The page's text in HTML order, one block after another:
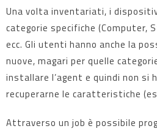
Una volta inventariati, i
categorie specifiche (Computer,
ecc. Gli utenti hanno anche la
nuove, magari per quelle
installare l’agent e quindi non si
recuperarne le caratteristiche
Attraverso un job è possibile